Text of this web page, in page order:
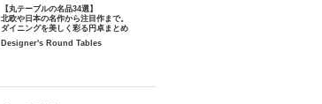
【丸テーブルの名品34選】
北欧や日本の名作から注目作まで。
ダイニングを美しく彩る円卓まとめ
Designer's Round Tables